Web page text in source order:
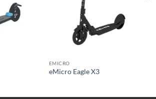
EMICRO
eMicro Eagle X3